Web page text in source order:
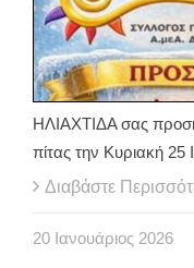
ΗΛΙΑΧΤΙΔΑ σας
πίτας την Κυριακή 25
Διαβάστε
20 Ιανουάριος 2026